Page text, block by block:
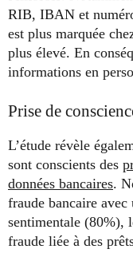
RIB, IBAN et
est plus marquée
plus élevé. En
informations en
Prise de
L’étude révèle
sont conscients des
données bancaires.
fraude bancaire
sentimentale (80%),
fraude liée à des